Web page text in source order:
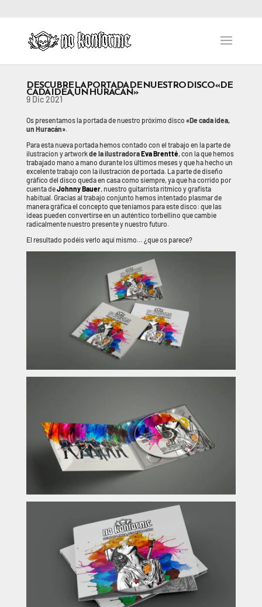
DESCUBRE LA PORTADA DE NUESTRO DISCO «DE
CADA IDEA, UN HURACÁN»
9 Dic 2021
Os presentamos la portada de nuestro próximo disco «De cada idea,
un Huracán».
Para esta nueva portada hemos contado con el trabajo en la parte de
ilustracion y artworkde la ilustradoraEva Brentté, con la que hemos
trabajado mano a mano durante los últimos meses y que ha hecho un
excelente trabajo con la ilustración de portada. La parte de diseño
gráfico del disco queda en casa como siempre, ya que ha corrido por
cuenta deJohnny Bauer, nuestro guitarrista rítmico y grafista
habitual. Gracias al trabajo conjunto hemos intentado plasmar de
manera gráfica el concepto que teniamos para este disco: que las
ideas pueden convertirse en un auténtico torbellino que cambie
radicalmente nuestro presente y nuestro futuro.
El resultado podéis verlo aquí mismo… ¿que os parece?